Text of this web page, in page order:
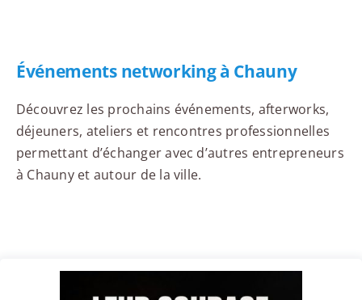
Événements networking à Chauny
Découvrez les prochains événements, afterworks,
déjeuners, ateliers et rencontres professionnelles
permettant d’échanger avec d’autres entrepreneurs
à Chauny et autour de la ville.